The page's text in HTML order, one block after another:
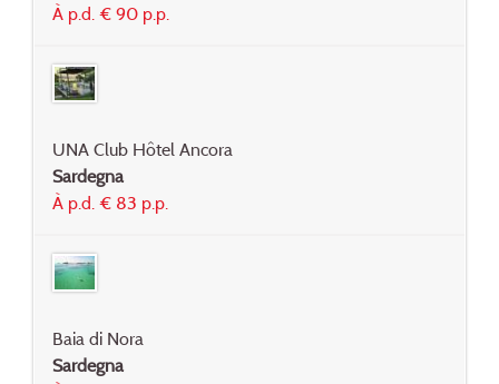
À p.d. € 90 p.p.
UNA Club Hôtel Ancora
Sardegna
À p.d. € 83 p.p.
Baia di Nora
Sardegna